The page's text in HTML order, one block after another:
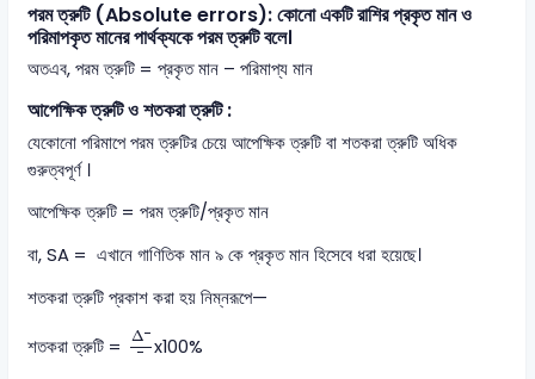
পরম ত্রুটি (Absolute errors): কোনো একটি রাশির প্রকৃত মান ও
পরিমাপকৃত মানের পার্থক্যকে পরম ত্রুটি বলে।
অতএব, পরম ত্রুটি = প্রকৃত মান – পরিমাপ্য মান
আপেক্ষিক ত্রুটি ও শতকরা ত্রুটি :
যেকোনো পরিমাপে পরম ত্রুটির চেয়ে আপেক্ষিক ত্রুটি বা শতকরা ত্রুটি অধিক
গুরুত্বপূর্ণ ।
আপেক্ষিক ত্রুটি = পরম ত্রুটি/প্রকৃত মান
বা, SA = এখানে গাণিতিক মান ৯ কে প্রকৃত মান হিসেবে ধরা হয়েছে।
শতকরা ত্রুটি প্রকাশ করা হয় নিম্নরূপে—
শতকরা ত্রুটি = Δ
∆
x100%